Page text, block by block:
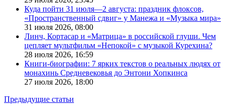
Куда пойти 31 июля—2 августа: праздник флоксов,
«Пространственный сдвиг» у Манежа и «Музыка мира»
31 июля 2026, 08:00
Линч, Кортасар и «Матрица» в российской глуши. Чем
цепляет мультфильм «Непокой» с музыкой Курехина?
28 июля 2026, 16:59
Книги-биографии: 7 ярких текстов о реальных людях от
монахинь Средневековья до Энтони Хопкинса
27 июля 2026, 18:00
Предыдущие статьи